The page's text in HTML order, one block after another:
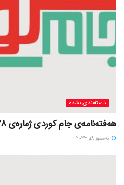
دسته‌بندی نشده
هەفتەنامەی جام کوردی ژمارەی 328
ته‌مموز 18, 2023